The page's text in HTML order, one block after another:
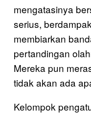
mengatasinya
serius,
membiarkan
pertandingan
Mereka pun
tidak akan ada
Kelompok